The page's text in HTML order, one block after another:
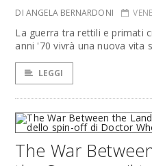
DI ANGELA BERNARDONI
La guerra tra rettili e primati
anni '70 vivrà una nuova vita
LEGGI
The War